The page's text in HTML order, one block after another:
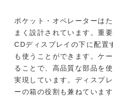
ポケット・オペレーターは
まく設計されています。重
CDディスプレイの下に配置
も使うことができます。ケ
ることで、高品質な部品を
実現しています。ディスプ
ーの箱の役割も兼ねています